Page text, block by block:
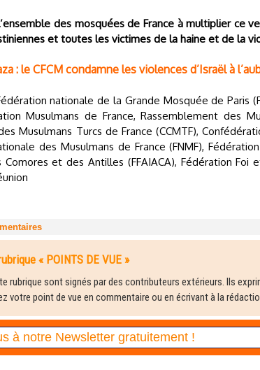
des mosquées de France à multiplier ce
et toutes les victimes de la haine et de la
: le CFCM condamne les violences d’Israël à
nationale de la Grande Mosquée de Paris
Musulmans de France, Rassemblement des
Musulmans Turcs de France (CCMTF),
des Musulmans de France (FNMF),
Comores et des Antilles (FFAIACA), Fédération
« POINTS DE VUE »
rubrique sont signés par des contributeurs extérieurs. Ils
votre point de vue en commentaire ou en écrivant à la